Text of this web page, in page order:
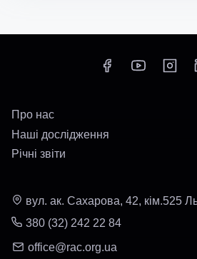
Про нас
Наші дослідження
Річні звіти
вул. ак. Сахарова, 42, кім.525
380 (32) 242 22 84
office@rac.org.ua